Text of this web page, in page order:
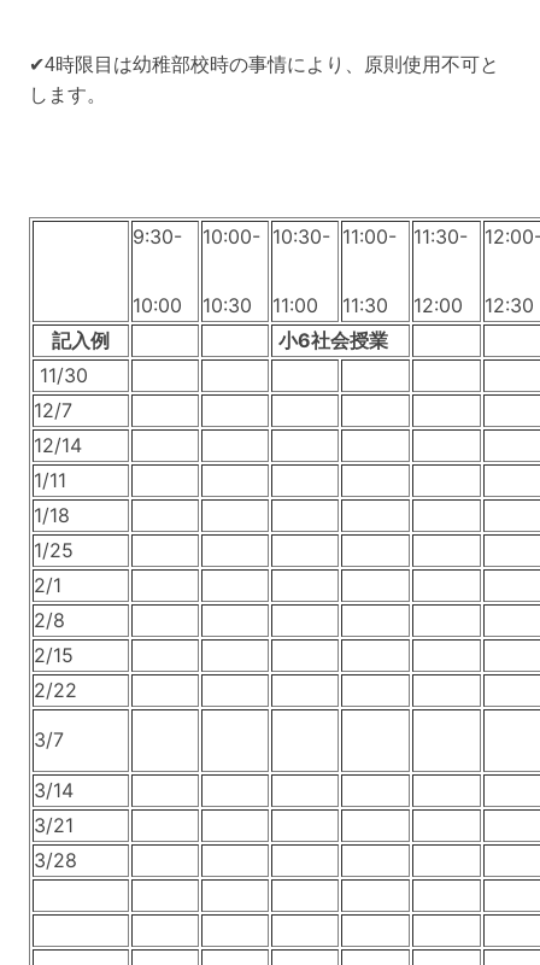
✔4時限目は幼稚部校時の事情により、原則使用不可と
します。
9:30-
10:00
10:00-
10:30
10:30-
11:00
11:00-
11:30
11:30-
12:00
12:30
記入例
小6社会授業
11/30
12/7
12/14
1/11
1/18
1/25
2/1
2/8
2/15
2/22
3/7
3/14
3/21
3/28